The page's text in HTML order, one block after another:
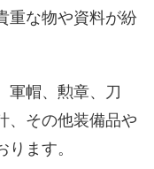
重な物や資料が紛
軍帽、勲章、刀
、その他装備品や
ます。